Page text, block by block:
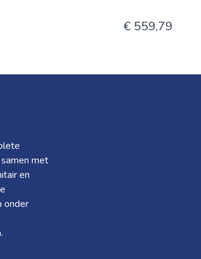
€ 559,79
met
en
onder